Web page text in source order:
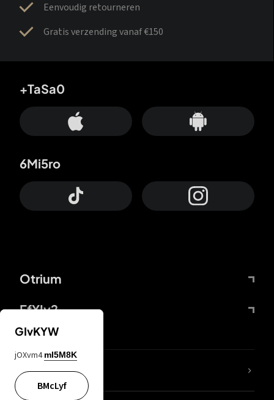
Eenvoudig retourneren
Gratis verzending vanaf €150
Otrium
FfYIy2
+TaSa0
6Mi5ro
KIjvtr
GIvKYW
jOXvm4 mI5M8K
BMcLyf